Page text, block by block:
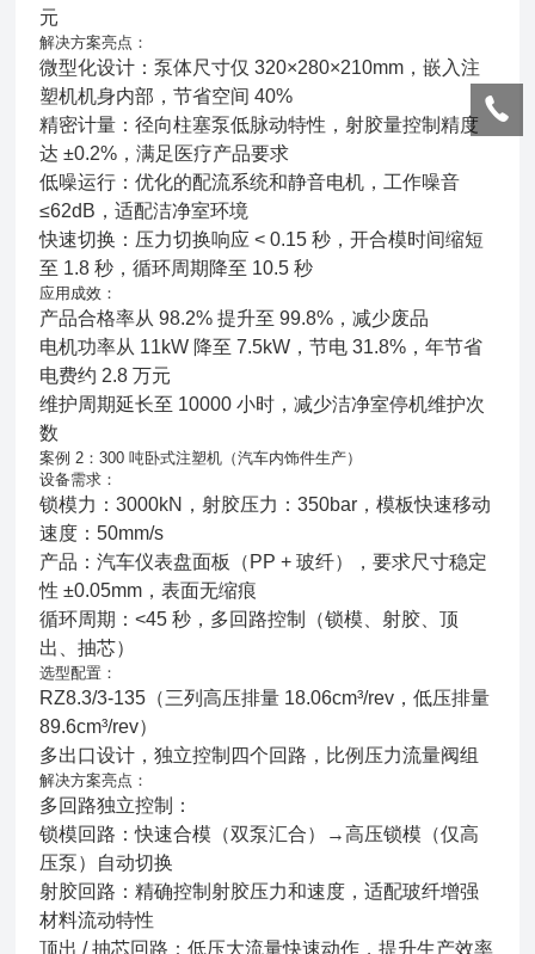
元
解决方案亮点：
微型化设计：泵体尺寸仅 320×280×210mm，嵌入注
塑机机身内部，节省空间 40%
精密计量：径向柱塞泵低脉动特性，射胶量控制精度
达 ±0.2%，满足医疗产品要求
低噪运行：优化的配流系统和静音电机，工作噪音
≤62dB，适配洁净室环境
快速切换：压力切换响应 < 0.15 秒，开合模时间缩短
至 1.8 秒，循环周期降至 10.5 秒
应用成效：
产品合格率从 98.2% 提升至 99.8%，减少废品
电机功率从 11kW 降至 7.5kW，节电 31.8%，年节省
电费约 2.8 万元
维护周期延长至 10000 小时，减少洁净室停机维护次
数
案例 2：300 吨卧式注塑机（汽车内饰件生产）
设备需求：
锁模力：3000kN，射胶压力：350bar，模板快速移动
速度：50mm/s
产品：汽车仪表盘面板（PP + 玻纤），要求尺寸稳定
性 ±0.05mm，表面无缩痕
循环周期：<45 秒，多回路控制（锁模、射胶、顶
出、抽芯）
选型配置：
RZ8.3/3-135（三列高压排量 18.06cm³/rev，低压排量
89.6cm³/rev）
多出口设计，独立控制四个回路，比例压力流量阀组
解决方案亮点：
多回路独立控制：
锁模回路：快速合模（双泵汇合）→高压锁模（仅高
压泵）自动切换
射胶回路：精确控制射胶压力和速度，适配玻纤增强
材料流动特性
顶出 / 抽芯回路：低压大流量快速动作，提升生产效率